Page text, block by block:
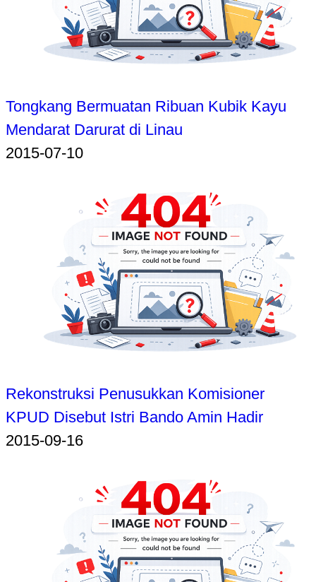
Tongkang Bermuatan Ribuan Kubik Kayu
Mendarat Darurat di Linau
2015-07-10
Rekonstruksi Penusukkan Komisioner
KPUD Disebut Istri Bando Amin Hadir
2015-09-16